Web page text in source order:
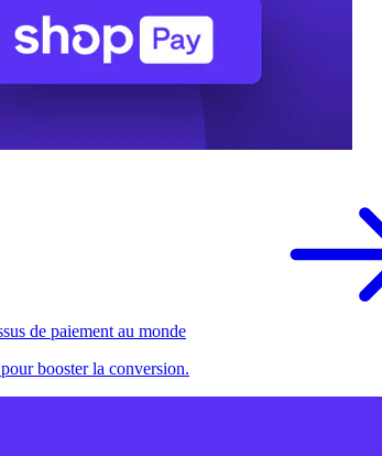
de paiement au monde
booster la conversion.